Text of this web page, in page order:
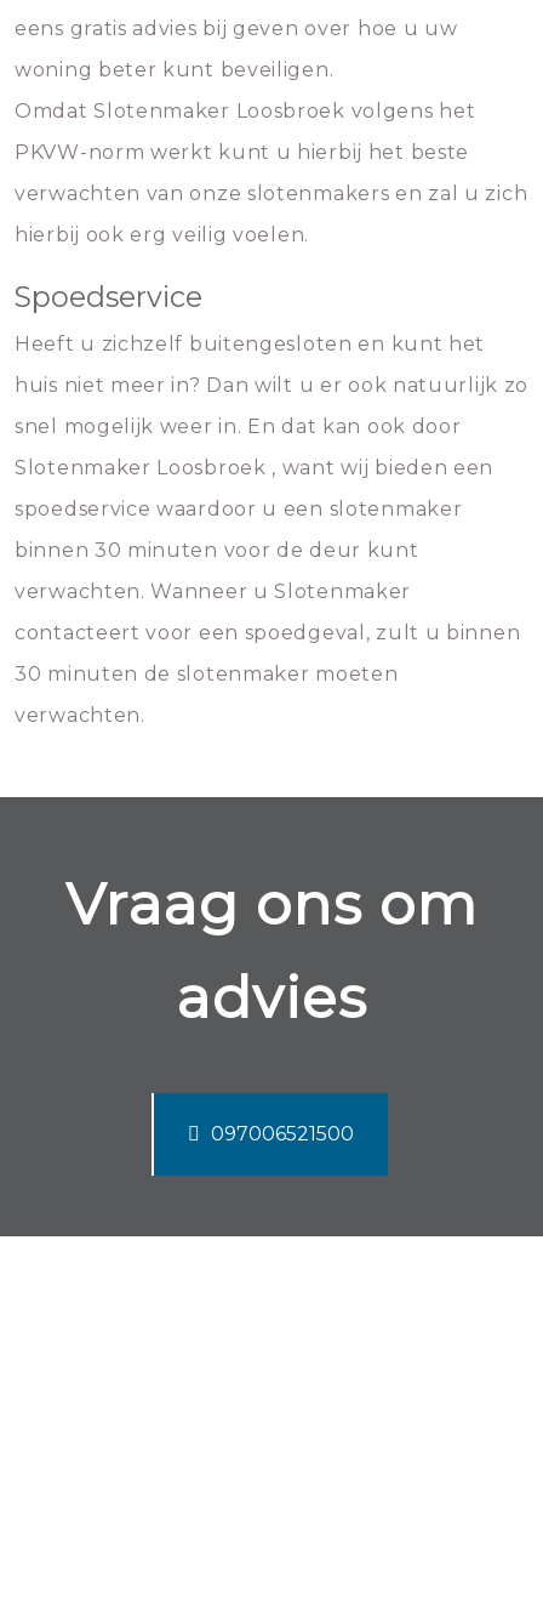
eens gratis advies bij geven over hoe u uw
woning beter kunt beveiligen.
Omdat Slotenmaker Loosbroek volgens het
PKVW-norm werkt kunt u hierbij het beste
verwachten van onze slotenmakers en zal u zich
hierbij ook erg veilig voelen.
Spoedservice
Heeft u zichzelf buitengesloten en kunt het
huis niet meer in? Dan wilt u er ook natuurlijk zo
snel mogelijk weer in. En dat kan ook door
Slotenmaker Loosbroek , want wij bieden een
spoedservice waardoor u een slotenmaker
binnen 30 minuten voor de deur kunt
verwachten. Wanneer u Slotenmaker
contacteert voor een spoedgeval, zult u binnen
30 minuten de slotenmaker moeten
verwachten.
Vraag ons om
advies
097006521500